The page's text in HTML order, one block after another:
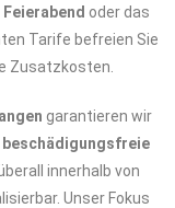
Feierabend oder das
Tarife befreien Sie
Zusatzkosten.
garantieren wir
beschädigungsfreie
innerhalb von
Unser Fokus